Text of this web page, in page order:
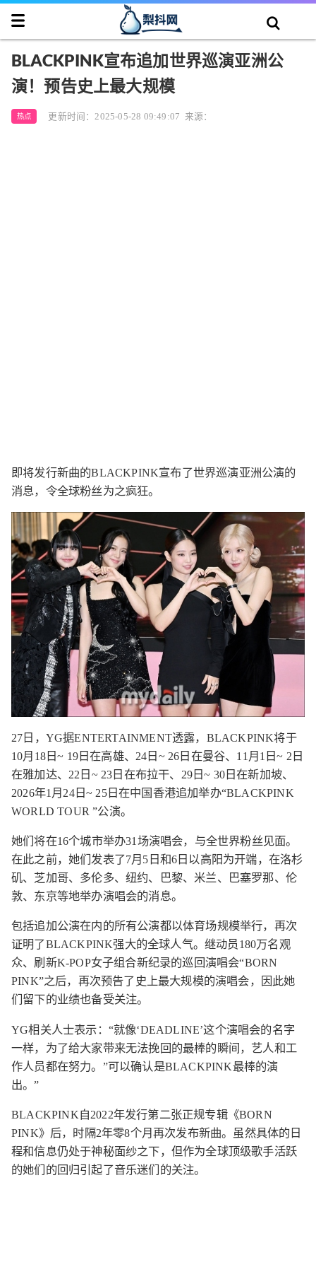
BLACKPINK宣布追加世界巡演亚洲公
演！预告史上最大规模
热点 更新时间：2025-05-28 09:49:07 来源：
即将发行新曲的BLACKPINK宣布了世界巡演亚洲公演的
消息，令全球粉丝为之疯狂。
27日，YG据ENTERTAINMENT透露，BLACKPINK将于
10月18日~ 19日在高雄、24日~ 26日在曼谷、11月1日~ 2日
在雅加达、22日~ 23日在布拉干、29日~ 30日在新加坡、
2026年1月24日~ 25日在中国香港追加举办“BLACKPINK
WORLD TOUR ”公演。
她们将在16个城市举办31场演唱会，与全世界粉丝见面。
在此之前，她们发表了7月5日和6日以高阳为开端，在洛杉
矶、芝加哥、多伦多、纽约、巴黎、米兰、巴塞罗那、伦
敦、东京等地举办演唱会的消息。
包括追加公演在内的所有公演都以体育场规模举行，再次
证明了BLACKPINK强大的全球人气。继动员180万名观
众、刷新K-POP女子组合新纪录的巡回演唱会“BORN
PINK”之后，再次预告了史上最大规模的演唱会，因此她
们留下的业绩也备受关注。
YG相关人士表示：“就像‘DEADLINE’这个演唱会的名字
一样，为了给大家带来无法挽回的最棒的瞬间，艺人和工
作人员都在努力。”可以确认是BLACKPINK最棒的演
出。”
BLACKPINK自2022年发行第二张正规专辑《BORN
PINK》后，时隔2年零8个月再次发布新曲。虽然具体的日
程和信息仍处于神秘面纱之下，但作为全球顶级歌手活跃
的她们的回归引起了音乐迷们的关注。